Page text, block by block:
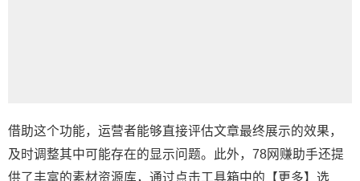
借助这个功能，运营者能够直接评估文章最终展示的效果，
及时调整其中可能存在的显示问题。此外，78网赚助手还提
供了丰富的素材资源库，通过点击工具箱中的【更多】选